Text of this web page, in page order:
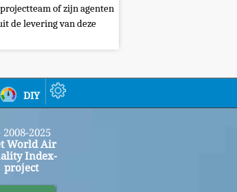
projectteam of zijn agenten
de levering van deze
diy
2025
World Air
Index-
project